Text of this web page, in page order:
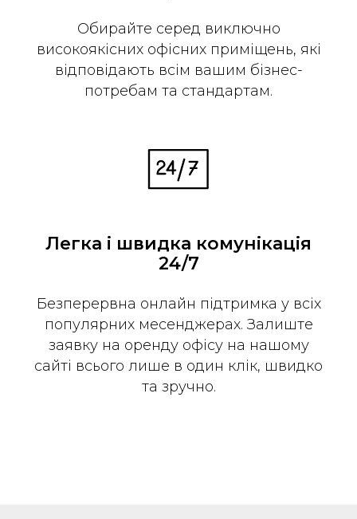
Обирайте серед виключно
високоякісних офісних приміщень, які
відповідають всім вашим бізнес-
потребам та стандартам.
Легка і швидка комунікація
24/7
Безперервна онлайн підтримка у всіх
популярних месенджерах. Залиште
заявку на оренду офісу на нашому
сайті всього лише в один клік, швидко
та зручно.